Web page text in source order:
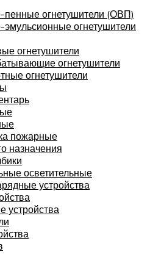
пенные огнетушители (ОВП)
огнетушители
огнетушители
огнетушители
огнетушители
пожарные
назначения
осветительные
устройства
устройства